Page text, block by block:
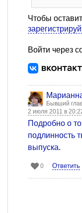
Чтобы
Войти через
Бывший
2 июля 2011 в
Подробно о
подлинность
выпуска.
0 Ответить